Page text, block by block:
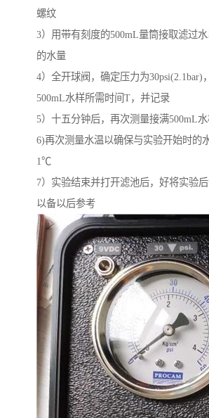
螺纹
3）用带有刻度的500mL量筒接取滤过
的水量
4）全开球阀，确定压力为30psi(2.1bar)
500mL水样所需时间T，并记录
5）十五分钟后，再次测量接满500mL
6)再次测量水温以确保与实验开始时的
1℃
7）实验结束并打开滤池后，好将实验后
以备以后参考